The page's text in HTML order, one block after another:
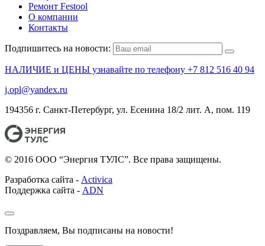
Ремонт Festool
О компании
Контакты
Подпишитесь на новости:
НАЛИЧИЕ и ЦЕНЫ узнавайте по телефону +7 812 516 40 94
j.opl@yandex.ru
194356 г. Санкт-Петербург, ул. Есенина 18/2 лит. А, пом. 119
© 2016 ООО “Энергия ТУЛС”. Все права защищены.
Разработка сайта - Activica
Поддержка сайта - ADN
Поздравляем, Вы подписаны на новости!